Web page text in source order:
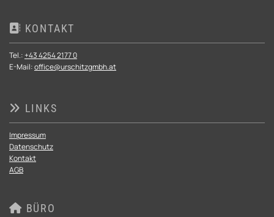
 KONTAKT
Tel.:+43 4254 2177 0
E-Mail:office@urschitzgmbh.at
 LINKS
Impressum
Datenschutz
Kontakt
AGB
 BÜRO